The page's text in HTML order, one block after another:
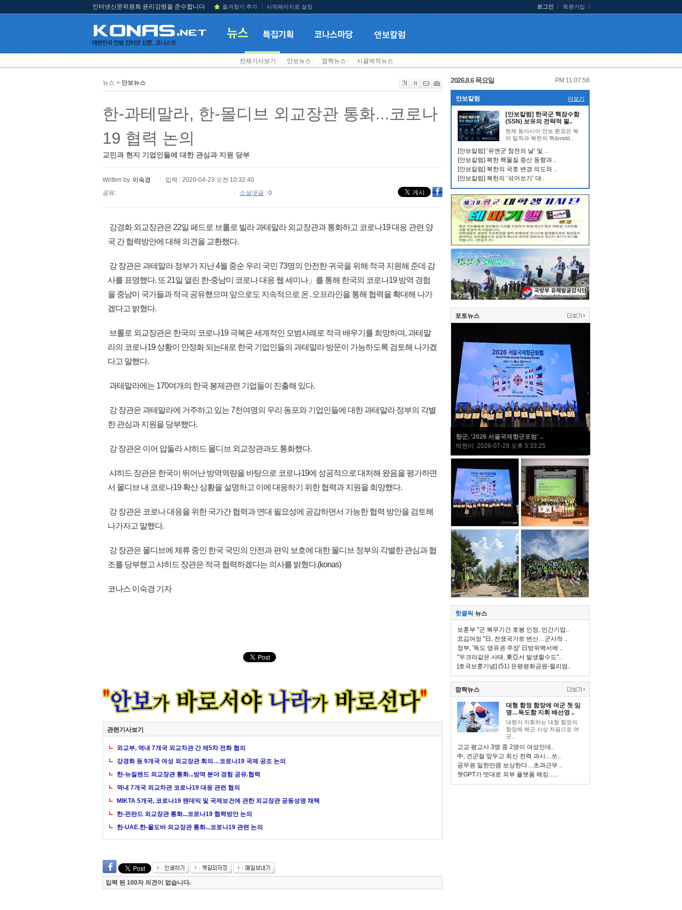
인터넷신문위원회 윤리강령을 준수합니다 즐겨찾기 추가 시작페이지로 설정 로그인 회원가입
전체기사보기 안보뉴스 깜짝뉴스 시끌벅적뉴스
뉴스 > 안보뉴스
한-과테말라, 한-몰디브 외교장관 통화...코로나
19 협력 논의
교민과 현지 기업인들에 대한 관심과 지원 당부
Written by. 이숙경
입력 : 2020-04-23 오전 10:32:40
공유:
소셜댓글 : 0
강경화 외교장관은 22일 페드로 브롤로 빌라 과테말라 외교장관과 통화하고 코로나19 대응 관련 양
국 간 협력방안에 대해 의견을 교환했다.
강 장관은 과테말라 정부가 지난 4월 중순 우리 국민 73명의 안전한 귀국을 위해 적극 지원해 준데 감
사를 표명했다. 또 21일 열린 한-중남미 코로나 대응 웹 세미나」를 통해 한국의 코로나19 방역 경험
을 중남미 국가들과 적극 공유했으며 앞으로도 지속적으로 온․오프라인을 통해 협력을 확대해 나가
겠다고 밝혔다.
브롤로 외교장관은 한국의 코로나19 극복은 세계적인 모범사례로 적극 배우기를 희망하며, 과테말
라의 코로나19 상황이 안정화 되는대로 한국 기업인들의 과테말라 방문이 가능하도록 검토해 나가겠
다고 말했다.
과테말라에는 170여개의 한국 봉제관련 기업들이 진출해 있다.
강 장관은 과테말라에 거주하고 있는 7천여명의 우리 동포와 기업인들에 대한 과테말라 정부의 각별
한 관심과 지원을 당부했다.
강 장관은 이어 압둘라 샤히드 몰디브 외교장관과도 통화했다.
샤히드 장관은 한국이 뛰어난 방역역량을 바탕으로 코로나19에 성공적으로 대처해 왔음을 평가하면
서 몰디브 내 코로나19 확산 상황을 설명하고 이에 대응하기 위한 협력과 지원을 희망했다.
강 장관은 코로나 대응을 위한 국가간 협력과 연대 필요성에 공감하면서 가능한 협력 방안을 검토해
나가자고 말했다.
강 장관은 몰디브에 체류 중인 한국 국민의 안전과 편익 보호에 대한 몰디브 정부의 각별한 관심과 협
조를 당부했고 샤히드 장관은 적극 협력하겠다는 의사를 밝혔다.(konas)
코나스 이숙경 기자
관련기사보기
외교부, 역내 7개국 외교차관 간 제5차 전화 협의
강경화 등 9개국 여성 외교장관 회의…코로나19 국제 공조 논의
한-뉴질랜드 외교장관 통화...방역 분야 경험 공유.협력
역내 7개국 외교차관 코로나19 대응 관련 협의
MIKTA 5개국, 코로나19 팬데믹 및 국제보건에 관한 외교장관 공동성명 채택
한-핀란드 외교장관 통화...코로나19 협력방안 논의
한-UAE.한-몰도바 외교장관 통화...코로나19 관련 논의
입력 된 100자 의견이 없습니다.
2026.8.6 목요일 PM 11:07:58
안보칼럼 더보기
[안보칼럼] 한국군 핵잠수함
(SSN) 보유의 전략적 필..
현재 동아시아 안보 환경은 북·
러 밀착과 북한의 핵&midd..
[안보칼럼] ‘유엔군 참전의 날’ 및 ..
[안보칼럼] 북한 핵물질 증산 동향과 ..
[안보칼럼] 북한의 국호 변경 의도와 ..
[안보칼럼] 북한의 ‘섞어쏘기’ 대..
포토뉴스
향군, '2026 서울국제향군포럼' ..
박현미 2026-07-28 오후 5:33:25
핫클릭 뉴스
보훈부 "군 복무기간 호봉 인정, 민간기업..
北김여정 "日, 전쟁국가로 변신…군사적 ..
정부, '독도 영유권 주장' 日방위백서에 ..
"우크라같은 사태, 東亞서 발생할수도"..
[호국보훈기념] (51) 은평평화공원-윌리엄..
깜짝뉴스
대형 함정 함장에 여군 첫 임
명…독도함 지휘 배선영 ..
대령이 지휘하는 대형 함정의
함장에 해군 사상 처음으로 여
군..
고교 평교사 3명 중 2명이 여성인데..
中, 건군절 앞두고 최신 전력 과시…쓰..
공무원 일한만큼 보상한다…초과근무 ..
챗GPT가 멋대로 외부 플랫폼 해킹…..